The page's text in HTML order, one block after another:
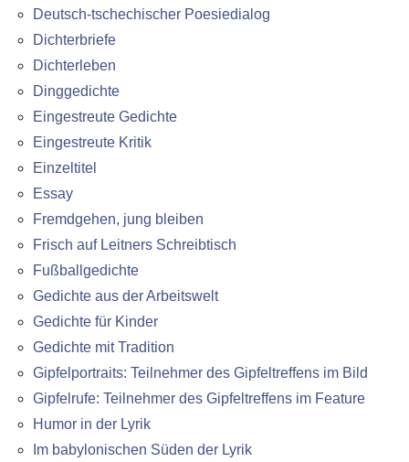
Deutsch-tschechischer Poesiedialog
Dichterbriefe
Dichterleben
Dinggedichte
Eingestreute Gedichte
Eingestreute Kritik
Einzeltitel
Essay
Fremdgehen, jung bleiben
Frisch auf Leitners Schreibtisch
Fußballgedichte
Gedichte aus der Arbeitswelt
Gedichte für Kinder
Gedichte mit Tradition
Gipfelportraits: Teilnehmer des Gipfeltreffens im Bild
Gipfelrufe: Teilnehmer des Gipfeltreffens im Feature
Humor in der Lyrik
Im babylonischen Süden der Lyrik